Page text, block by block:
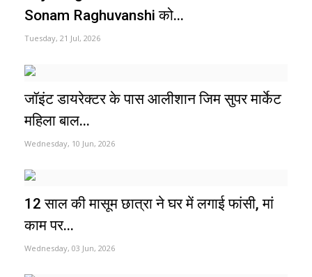
Sonam Raghuvanshi को...
Tuesday, 21 Jul, 2026
जॉइंट डायरेक्टर के पास आलीशान जिम सुपर मार्केट
महिला बाल...
Wednesday, 10 Jun, 2026
12 साल की मासूम छात्रा ने घर में लगाई फांसी, मां
काम पर...
Wednesday, 03 Jun, 2026